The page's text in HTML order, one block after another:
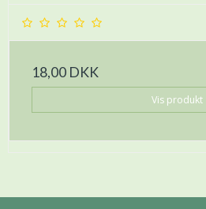
18,00 DKK
Vis produkt